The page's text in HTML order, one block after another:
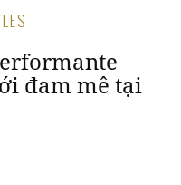
đam mê tại